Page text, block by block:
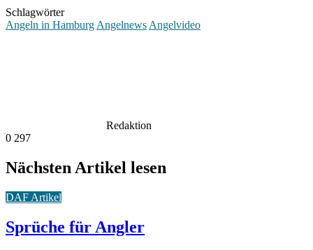
Schlagwörter
Angeln in HamburgAngelnewsAngelvideo
Redaktion
0 297
Nächsten Artikel lesen
DAF Artikel
Sprüche für Angler